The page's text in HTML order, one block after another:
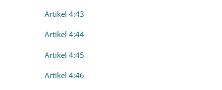
Artikel 4:43
Artikel 4:44
Artikel 4:45
Artikel 4:46